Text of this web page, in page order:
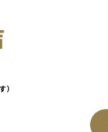
）